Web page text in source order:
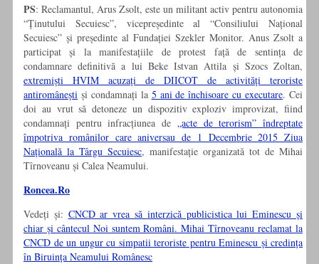
PS: Reclamantul, Arus Zsolt, este un militant activ pentru autonomia
“Ținutului Secuiesc”, vicepreședinte al “Consiliului Național
Secuiesc” și președinte al Fundației Szekler Monitor. Anus Zsolt a
participat și la manifestațiile de protest față de sentința de
condamnare definitivă a lui Beke Istvan Attila și Szocs Zoltan,
extremiști HVIM acuzați de DIICOT de activități teroriste
antiromânești și condamnați la 5 ani de închisoare cu executare. Cei
doi au vrut să detoneze un dispozitiv exploziv improvizat, fiind
condamnați pentru infracțiunea de „acte de terorism” îndreptate
împotriva românilor care aniversau de 1 Decembrie 2015 Ziua
Națională la Târgu Secuiesc, manifestație organizată tot de Mihai
Tîrnoveanu și Calea Neamului.
Roncea.Ro
Vedeți și: CNCD ar vrea să interzică publicistica lui Eminescu și
chiar și cântecul Noi suntem Români. Mihai Tîrnoveanu reclamat la
CNCD de un ungur cu simpatii teroriste pentru Eminescu și credința
în Biruința Neamului Românesc